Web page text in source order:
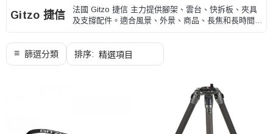
Gitzo 捷信
法國 Gitzo 捷信 主力提供腳架、雲台、快拆板、夾具
及支撐配件。適合風景、外景、商品、長焦和長時間拍
號和用途核對。